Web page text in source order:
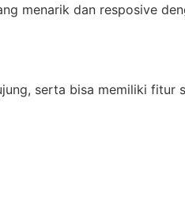
menarik dan resposive
serta bisa memiliki fitur